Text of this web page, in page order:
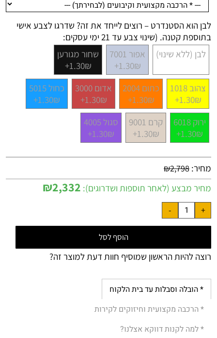
לבן הוא הסטנדרט – רוצים לייחד את זה? שדרגו לצבע אישי
בתוספת קטנה. (שינוי צבע עד 21 ימי עסקים:
לבן (ללא שינוי)
אפור 7001
1.30₪+
שחור מגורען
1.30₪+
צהוב 1018
1.30₪+
כתום 2004
1.30₪+
אדום 3000
1.30₪+
כחול 5015
1.30₪+
ירוק 6018
1.30₪+
קרם 9001
1.30₪+
סגול 4005
1.30₪+
מחיר: ₪2,798
מחיר מבצע (לאחר תוספות ושדרוגים): ₪2,332
הוסף לסל
רוצה להיות הראשון שמוסיף חוות דעת למוצר זה?
* הובלה וסבלות עד בית הלקוח
* הרכבה מקצועית וחיזוקים לקירות
* למה לקנות דווקא אצלנו?